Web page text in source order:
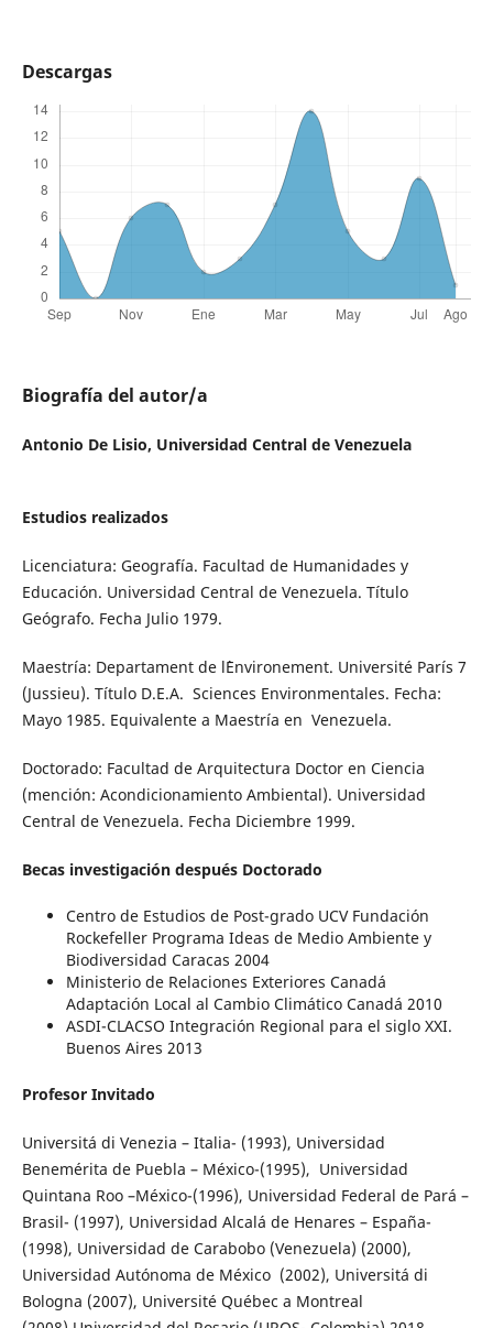
Descargas
Biografía del autor/a
Antonio De Lisio, Universidad Central de Venezuela
Estudios realizados
Licenciatura: Geografía. Facultad de Humanidades y
Educación. Universidad Central de Venezuela. Título
Geógrafo. Fecha Julio 1979.
Maestría: Departament de l`Environement. Université París 7
(Jussieu). Título D.E.A. Sciences Environmentales. Fecha:
Mayo 1985. Equivalente a Maestría en Venezuela.
Doctorado: Facultad de Arquitectura Doctor en Ciencia
(mención: Acondicionamiento Ambiental). Universidad
Central de Venezuela. Fecha Diciembre 1999.
Becas investigación después Doctorado
Centro de Estudios de Post-grado UCV Fundación
Rockefeller Programa Ideas de Medio Ambiente y
Biodiversidad Caracas 2004
Ministerio de Relaciones Exteriores Canadá
Adaptación Local al Cambio Climático Canadá 2010
ASDI-CLACSO Integración Regional para el siglo XXI.
Buenos Aires 2013
Profesor Invitado
Universitá di Venezia – Italia- (1993), Universidad
Benemérita de Puebla – México-(1995), Universidad
Quintana Roo –México-(1996), Universidad Federal de Pará –
Brasil- (1997), Universidad Alcalá de Henares – España-
(1998), Universidad de Carabobo (Venezuela) (2000),
Universidad Autónoma de México (2002), Universitá di
Bologna (2007), Université Québec a Montreal